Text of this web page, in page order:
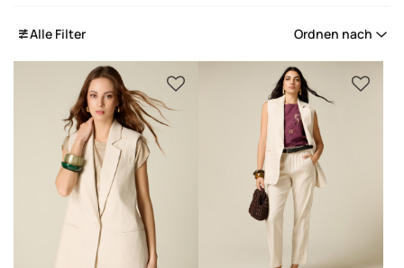
Alle Filter Ordnen nach